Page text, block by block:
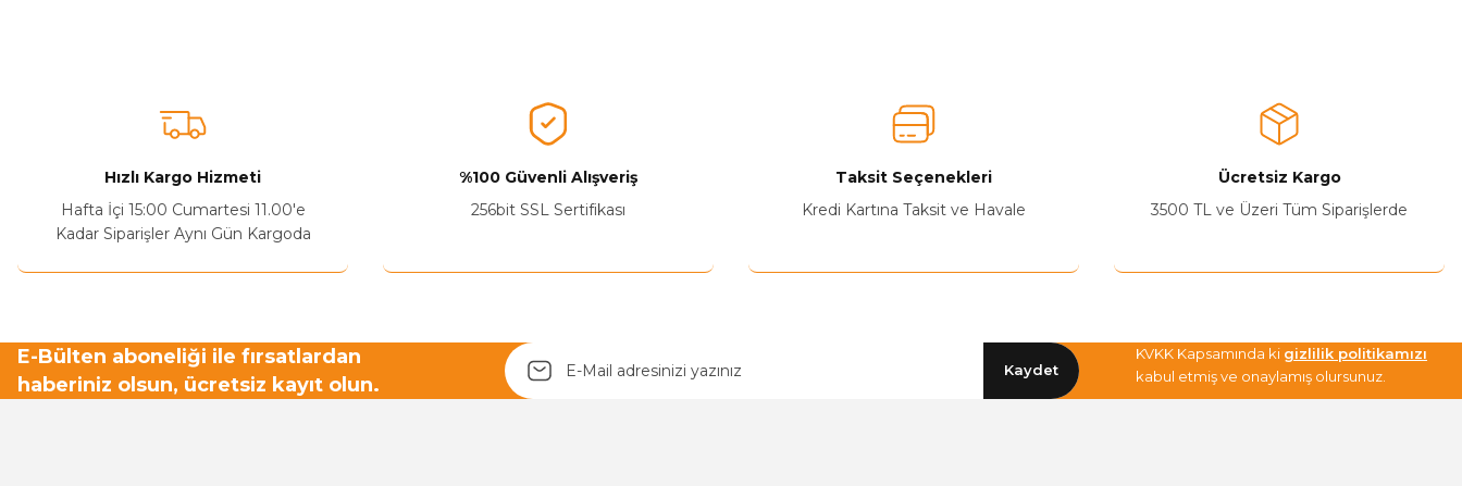
Hızlı Kargo Hizmeti
Hafta İçi 15:00 Cumartesi 11.00'e
Kadar Siparişler Aynı Gün Kargoda
%100 Güvenli Alışveriş
256bit SSL Sertifikası
Taksit Seçenekleri
Kredi Kartına Taksit ve Havale
Ücretsiz Kargo
3500 TL ve Üzeri Tüm Siparişlerde
E-Bülten aboneliği ile fırsatlardan
haberiniz olsun, ücretsiz kayıt olun.
Kaydet
KVKK Kapsamında ki gizlilik politikamızı
kabul etmiş ve onaylamış olursunuz.